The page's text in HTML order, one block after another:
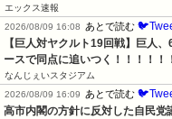
エックス速報
2026/08/09 16:08
あとで読む
【巨人対ヤクルト19回戦】巨人
ースで同点に追いつく！！！！！
なんじぇいスタジアム
2026/08/09 16:09
あとで読む
高市内閣の方針に反対した自民